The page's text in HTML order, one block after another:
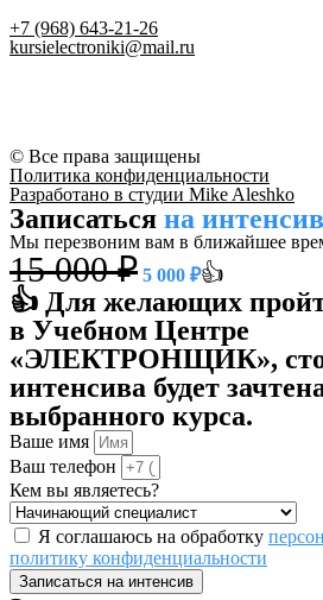
+7 (968) 643-21-26
kursielectroniki@mail.ru
© Все права защищены
Политика конфиденциальности
Разработано в студии Mike Aleshko
Записаться на интенсив
Мы перезвоним вам в ближайшее
15 000 ₽ 5 000 ₽👍
👍 Для желающих
в Учебном Центре
«ЭЛЕКТРОНЩИК»,
интенсива будет
выбранного курса.
Ваше имя
Ваш телефон
Кем вы являетесь?
Я соглашаюсь на обработку
политику конфиденциальности
Записаться на интенсив